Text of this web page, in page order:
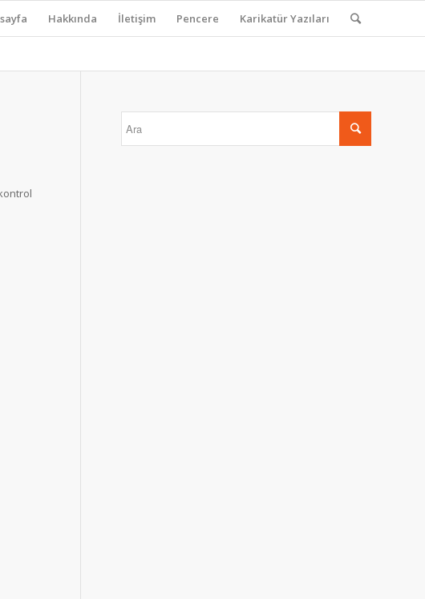
Hakkında İletişim Pencere Karikatür Yazıları